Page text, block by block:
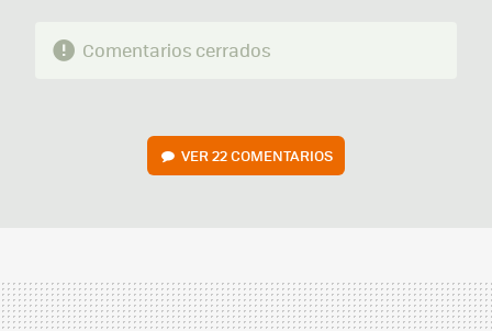
Comentarios cerrados
VER22 COMENTARIOS